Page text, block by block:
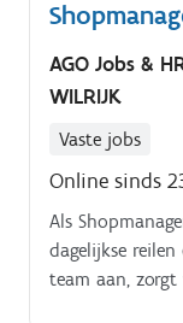
AGO Jobs &
WILRIJK
Vaste jobs
Online sinds
Als
dagelijkse
team aan, zorgt